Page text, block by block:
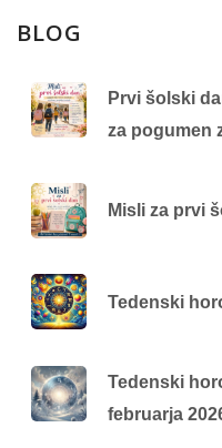
BLOG
Prvi šolski
za pogumen
Misli za prvi
Tedenski
Tedenski
februarja